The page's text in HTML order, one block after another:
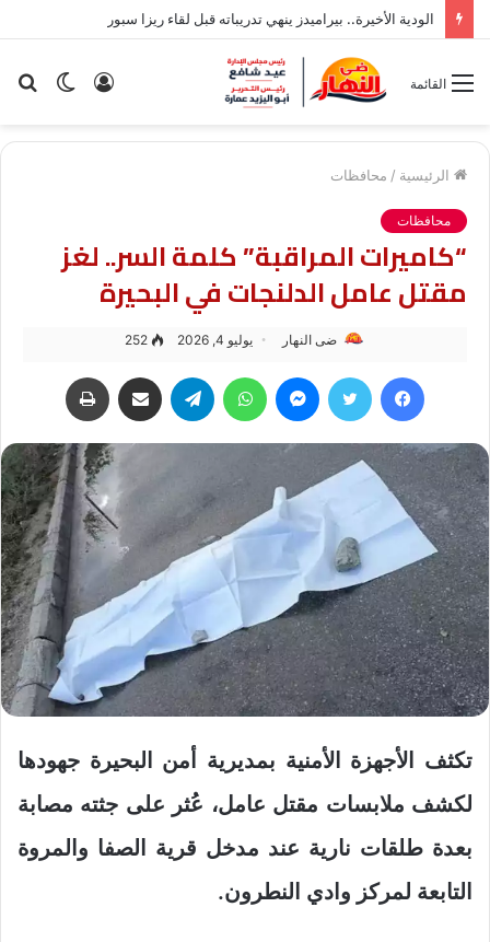
الودية الأخيرة.. بيراميدز ينهي تدريباته قبل لقاء ريزا سبور
الوضع تسجيل
القائمة
الرئيسية / محافظات
محافظات
“كاميرات المراقبة” كلمة السر.. لغز
مقتل عامل الدلنجات في البحيرة
ضى النهار يوليو 4, 2026 252
فيسبوك تويتر ماسنجر واتساب تيلقرام مشاركة عبر البريد
تكثف الأجهزة الأمنية بمديرية أمن البحيرة جهودها
لكشف ملابسات مقتل عامل، عُثر على جثته مصابة
بعدة طلقات نارية عند مدخل قرية الصفا والمروة
التابعة لمركز وادي النطرون.